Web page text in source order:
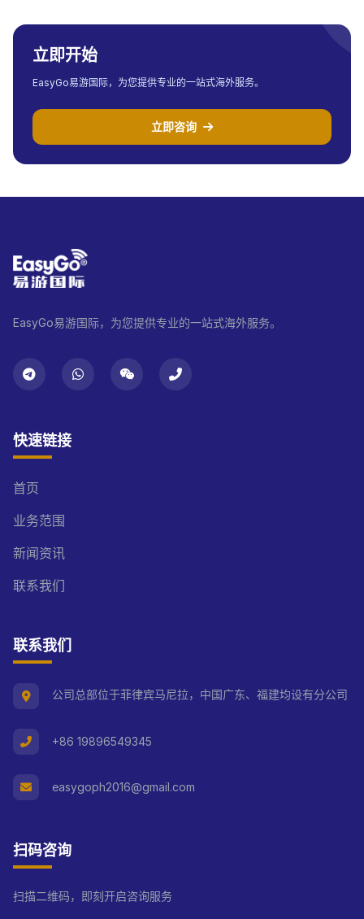
立即开始
EasyGo易游国际，为您提供专业的一站式海外服务。
立即咨询
EasyGo易游国际，为您提供专业的一站式海外服务。
快速链接
首页
业务范围
新闻资讯
联系我们
联系我们
公司总部位于菲律宾马尼拉，中国广东、福建均设有分公司
+86 19896549345
easygoph2016@gmail.com
扫码咨询
扫描二维码，即刻开启咨询服务